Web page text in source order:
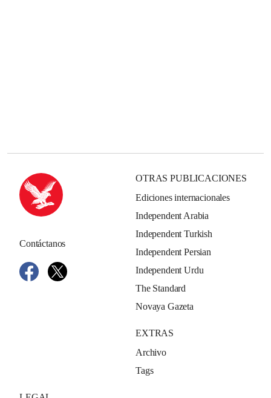
Contáctanos
OTRAS PUBLICACIONES
Ediciones internacionales
Independent Arabia
Independent Turkish
Independent Persian
Independent Urdu
The Standard
Novaya Gazeta
EXTRAS
Archivo
Tags